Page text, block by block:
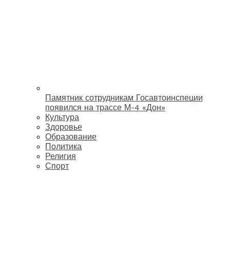
Памятник сотрудникам Госавтоинспеции
появился на трассе М-4 «Дон»
Культура
Здоровье
Образование
Политика
Религия
Спорт